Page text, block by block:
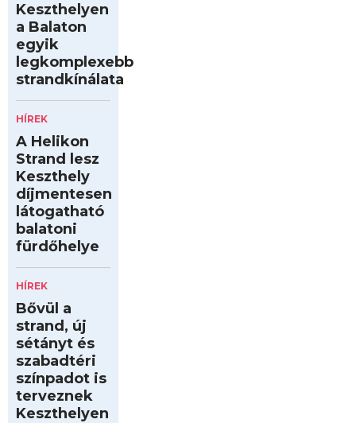
Keszthelyen
a Balaton
egyik
legkomplexebb
strandkínálata
HÍREK
A Helikon
Strand lesz
Keszthely
díjmentesen
látogatható
balatoni
fürdőhelye
HÍREK
Bővül a
strand, új
sétányt és
szabadtéri
színpadot is
terveznek
Keszthelyen